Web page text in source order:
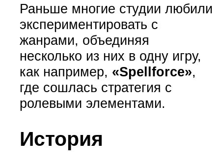
Раньше многие студии любили
экспериментировать с
жанрами, объединяя
несколько из них в одну игру,
как например, «Spellforce»,
где сошлась стратегия с
ролевыми элементами.
История